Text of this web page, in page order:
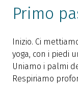
Primo
Inizio. Ci
yoga, con i piedi
Uniamo i palmi
Respiriamo